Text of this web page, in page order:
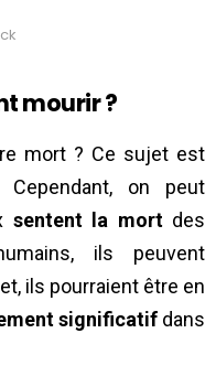
mourir ?
mort ? Ce sujet est
on peut
sentent la mortdes
ils peuvent
ils pourraient être en
significatifdans